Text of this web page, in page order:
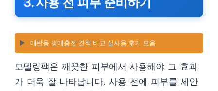
▶️ 매탄동 냉매충전 견적 비교 실사용 후기 모음
모델링팩은 깨끗한 피부에서 사용해야 그 효과
가 더욱 잘 나타납니다. 사용 전에 피부를 세안